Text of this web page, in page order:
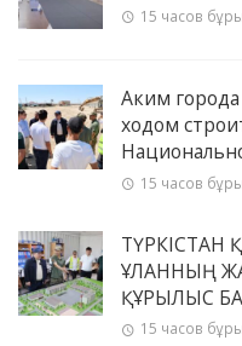
15 часов
Аким города
ходом
15 часов
ТҮРКІСТАН
ҰЛАННЫҢ
ҚҰРЫЛЫС
15 часов